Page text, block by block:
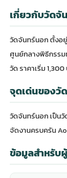
เกี่ยวกับวัดจั
วัดจันทร์นอก ตั้งอยู่
ศูนย์กลางพิธีกรร
วัด ราคาเริ่ม
จุดเด่นของวั
วัดจันทร์นอก เป็น
จัดงานครบครัน
ข้อมูลสำหรับ